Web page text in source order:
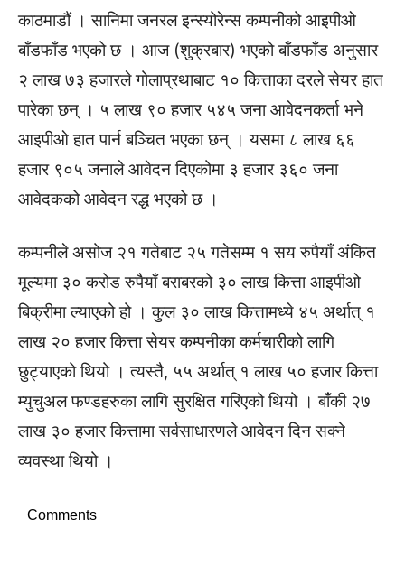
काठमाडौं । सानिमा जनरल इन्स्योरेन्स कम्पनीको आइपीओ
बाँडफाँड भएको छ । आज (शुक्रबार) भएको बाँडफाँड अनुसार
२ लाख ७३ हजारले गोलाप्रथाबाट १० कित्ताका दरले सेयर हात
पारेका छन् । ५ लाख ९० हजार ५४५ जना आवेदनकर्ता भने
आइपीओ हात पार्न बञ्चित भएका छन् । यसमा ८ लाख ६६
हजार ९०५ जनाले आवेदन दिएकोमा ३ हजार ३६० जना
आवेदकको आवेदन रद्ध भएको छ ।
कम्पनीले असोज २१ गतेबाट २५ गतेसम्म १ सय रुपैयाँ अंकित
मूल्यमा ३० करोड रुपैयाँ बराबरको ३० लाख कित्ता आइपीओ
बिक्रीमा ल्याएको हो । कुल ३० लाख कित्तामध्ये ४५ अर्थात् १
लाख २० हजार कित्ता सेयर कम्पनीका कर्मचारीको लागि
छुट्याएको थियो । त्यस्तै, ५५ अर्थात् १ लाख ५० हजार कित्ता
म्युचुअल फण्डहरुका लागि सुरक्षित गरिएको थियो । बाँकी २७
लाख ३० हजार कित्तामा सर्वसाधारणले आवेदन दिन सक्ने
व्यवस्था थियो ।
Comments